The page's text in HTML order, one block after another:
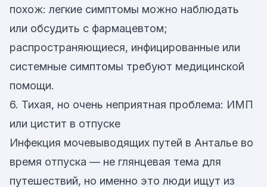
похож: легкие симптомы можно наблюдать
или обсудить с фармацевтом;
распространяющиеся, инфицированные или
системные симптомы требуют медицинской
помощи.
6. Тихая, но очень неприятная проблема: ИМП
или цистит в отпуске
Инфекция мочевыводящих путей в Анталье во
время отпуска — не глянцевая тема для
путешествий, но именно это люди ищут из